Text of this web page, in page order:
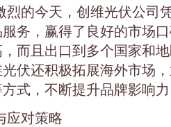
烈的今天，创维光伏公司
务，赢得了良好的市场
而且出口到多个国家和
伏还积极拓展海外市场
式，不断提升品牌影响
应对策略